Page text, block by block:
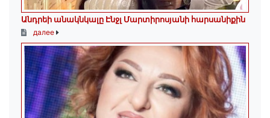
Անդրեի անակնկալը Էնջլ Մարտիրոսյանի հարսանիքին
далее